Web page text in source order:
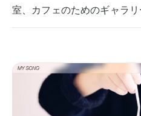
室、カフェのためのギャラ